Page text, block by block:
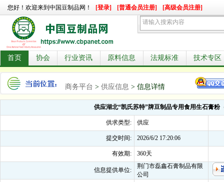
您好！欢迎来到中国豆制品网！ [登录] [普通会员注册] [高级会员注册]
首页 协会 行业资讯 原料信息 法规标准 技术专区
商务平台 > 供应信息 > 信息详情
供应湖北“凯氏苏特”牌豆制品专用食用生石膏粉
供求类型: 供应
提交时间: 2026/6/2 17:20:06
有效期: 360天
信息提供单位:
荆门市磊鑫石膏制品有限
公司